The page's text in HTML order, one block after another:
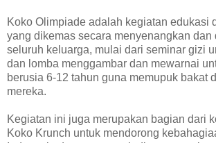
Koko Olimpiade adalah kegiatan edukasi
yang dikemas secara menyenangkan dan
seluruh keluarga, mulai dari seminar gizi
dan lomba menggambar dan mewarnai
berusia 6-12 tahun guna memupuk bakat
mereka.
Kegiatan ini juga merupakan bagian dari
Koko Krunch untuk mendorong